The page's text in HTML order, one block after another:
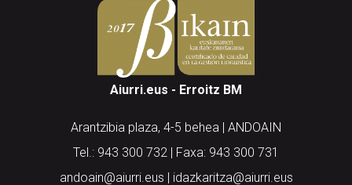
Aiurri.eus - Erroitz BM
Arantzibia plaza, 4-5 behea | ANDOAIN
Tel.: 943 300 732 | Faxa: 943 300 731
andoain@aiurri.eus | idazkaritza@aiurri.eus